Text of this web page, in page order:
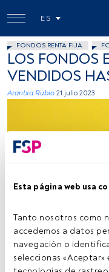
Esta página web usa
Tanto nosotros como
accedemos a datos
navegación o
seleccionas
ES
FONDOS RENTA FIJA
LOS FONDOS
VENDIDOS
Arantxa Rubio 21 julio 2023
Tiempo lectura: